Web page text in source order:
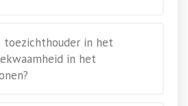
toezichthouder in het
in het